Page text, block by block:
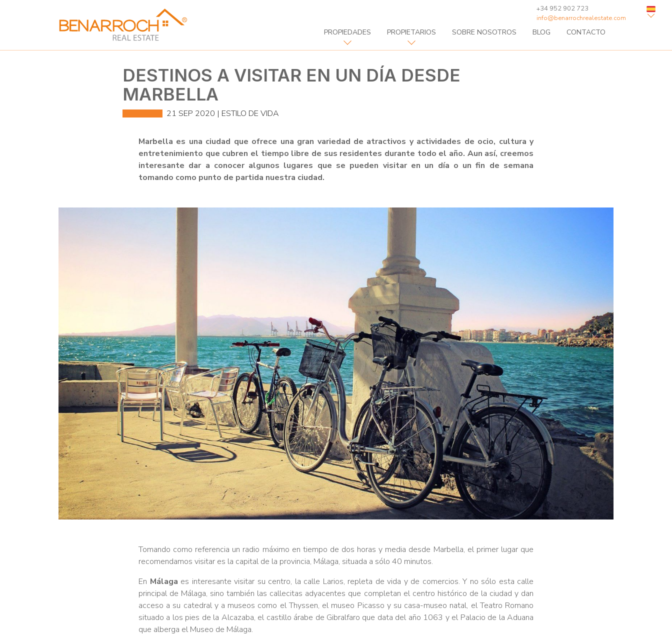
PROPIEDADES PROPIETARIOS SOBRE NOSOTROS BLOG CONTACTO
+34 952 902 723
info@benarrochrealestate.com
DESTINOS A VISITAR EN UN DÍA DESDE
MARBELLA
21 SEP 2020 | ESTILO DE VIDA
Marbella es una ciudad que ofrece una gran variedad de atractivos y actividades de ocio, cultura y
entretenimiento que cubren el tiempo libre de sus residentes durante todo el año. Aun así, creemos
interesante dar a conocer algunos lugares que se pueden visitar en un día o un fin de semana
tomando como punto de partida nuestra ciudad.
Tomando como referencia un radio máximo en tiempo de dos horas y media desde Marbella, el primer lugar que
recomendamos visitar es la capital de la provincia, Málaga, situada a sólo 40 minutos.
En Málaga es interesante visitar su centro, la calle Larios, repleta de vida y de comercios. Y no sólo esta calle
principal de Málaga, sino también las callecitas adyacentes que completan el centro histórico de la ciudad y dan
acceso a su catedral y a museos como el Thyssen, el museo Picasso y su casa-museo natal, el Teatro Romano
situado a los pies de la Alcazaba, el castillo árabe de Gibralfaro que data del año 1063 y el Palacio de la Aduana
que alberga el Museo de Málaga.